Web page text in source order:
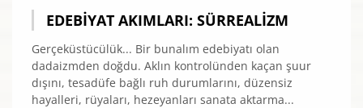
EDEBIYAT AKIMLARI: SÜRREALIZM
Gerçeküstücülük... Bir bunalım edebiyatı olan
dadaizmden doğdu. Aklın kontrolünden kaçan şuur
dışını, tesadüfe bağlı ruh durumlarını, düzensiz
hayalleri, rüyaları, hezeyanları sanata aktarma...